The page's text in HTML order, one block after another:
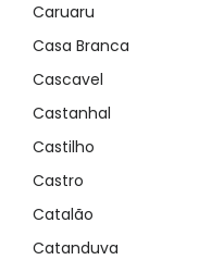
Caruaru
Casa Branca
Cascavel
Castanhal
Castilho
Castro
Catalão
Catanduva